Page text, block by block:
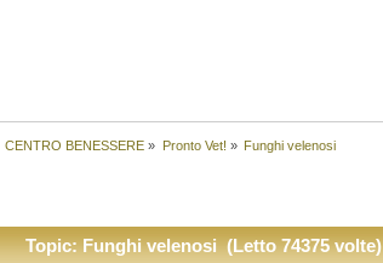
CENTRO BENESSERE » Pronto Vet! » Funghi velenosi
Topic: Funghi velenosi (Letto 74375 volte)